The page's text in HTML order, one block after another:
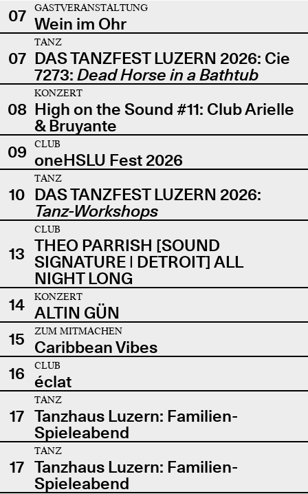
07
GASTVERANSTALTUNG
Wein im Ohr
07
TANZ
DAS TANZFEST LUZERN 2026: Cie
7273: Dead Horse in a Bathtub
08
KONZERT
High on the Sound #11: Club Arielle
& Bruyante
09
CLUB
oneHSLU Fest 2026
10
TANZ
DAS TANZFEST LUZERN 2026:
Tanz-Workshops
13
CLUB
THEO PARRISH [SOUND
SIGNATURE | DETROIT] ALL
NIGHT LONG
14
KONZERT
ALTIN GÜN
15
ZUM MITMACHEN
Caribbean Vibes
16
CLUB
éclat
17
TANZ
Tanzhaus Luzern: Familien-
Spieleabend
17
TANZ
Tanzhaus Luzern: Familien-
Spieleabend